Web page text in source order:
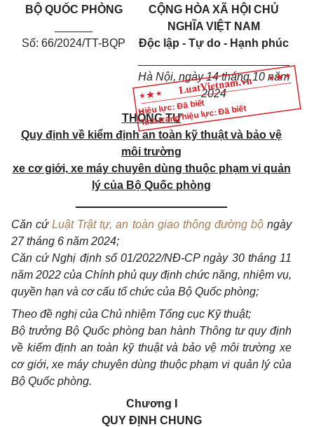
Hiệu lực: Đã biết
Tình trạng hiệu lực: Đã biết
BỘ QUỐC PHÒNG
Số: 66/2024/TT-BQP
CỘNG HÒA XÃ HỘI CHỦ
NGHĨA VIỆT NAM
Độc lập - Tự do - Hạnh phúc
Hà Nội, ngày 14 tháng 10 năm
2024
THÔNG TƯ
Quy định về kiểm định an toàn kỹ thuật và bảo vệ
môi trường
xe cơ giới, xe máy chuyên dùng thuộc phạm vi quản
lý của Bộ Quốc phòng
Căn cứ Luật Trật tự, an toàn giao thông đường bộngày
27 tháng 6 năm 2024;
Căn cứNghị định số 01/2022/NĐ-CP ngày 30 tháng 11
năm 2022 của Chính phủ quy định chức năng, nhiệm vụ,
quyền hạn và cơ cấu tổ chức của Bộ Quốc phòng;
Theo đề nghị của Chủ nhiệm Tổng cục Kỹ thuật;
Bộ trưởng Bộ Quốc phòng ban hành Thông tư quy định
về kiểm định an toàn kỹ thuật và bảo vệ môi trường xe
cơ giới, xe máy chuyên dùng thuộc phạm vi quản lý của
Bộ Quốc phòng.
Chương I
QUY ĐỊNH CHUNG